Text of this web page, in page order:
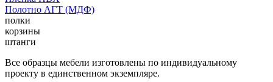
Полотно АГТ (МДФ)
полки
корзины
штанги
Все образцы мебели изготовлены по индивидуальному
проекту в единственном экземпляре.